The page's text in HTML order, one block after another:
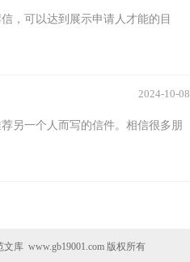
，可以达到展示申请人才能的目
2024-10-08
另一个人而写的信件。相信很多朋
文库 www.gb19001.com 版权所有